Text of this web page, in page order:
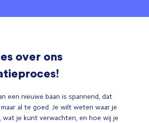
over ons
een nieuwe baan is spannend, dat
al te goed. Je wilt weten waar je
wat je kunt verwachten, en hoe wij je